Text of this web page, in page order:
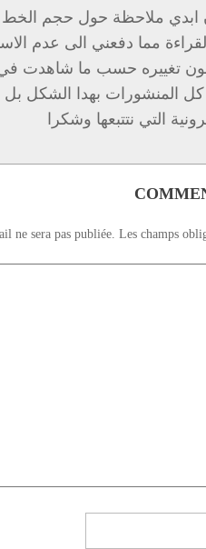
ملاحظة حول حجم الخط
مما دفعني الى عدم
تغييره حسب ما شاهدت
كل المنشورات بهدا الشكل بل
التي نتتبعها وشكرا
ne sera pas publiée. Les champs